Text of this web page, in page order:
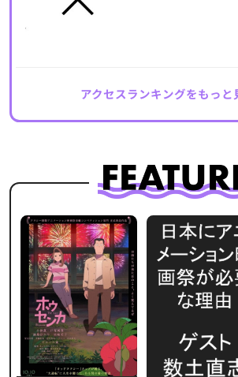
アクセスランキングをもっと